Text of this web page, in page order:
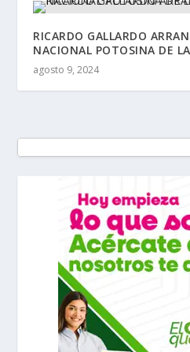
RICARDO GALLARDO
NACIONAL POTOSINA DE
agosto 9, 2024